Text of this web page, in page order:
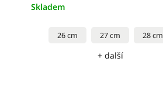
Skladem
26 cm 27 cm 28 cm
+ další